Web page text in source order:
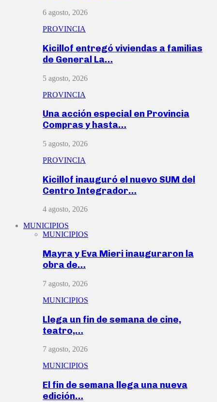
6 agosto, 2026
PROVINCIA
Kicillof entregó viviendas a familias
de General La…
5 agosto, 2026
PROVINCIA
Una acción especial en Provincia
Compras y hasta…
5 agosto, 2026
PROVINCIA
Kicillof inauguró el nuevo SUM del
Centro Integrador…
4 agosto, 2026
MUNICIPIOS
MUNICIPIOS
Mayra y Eva Mieri inauguraron la
obra de…
7 agosto, 2026
MUNICIPIOS
Llega un fin de semana de cine,
teatro,…
7 agosto, 2026
MUNICIPIOS
El fin de semana llega una nueva
edición…